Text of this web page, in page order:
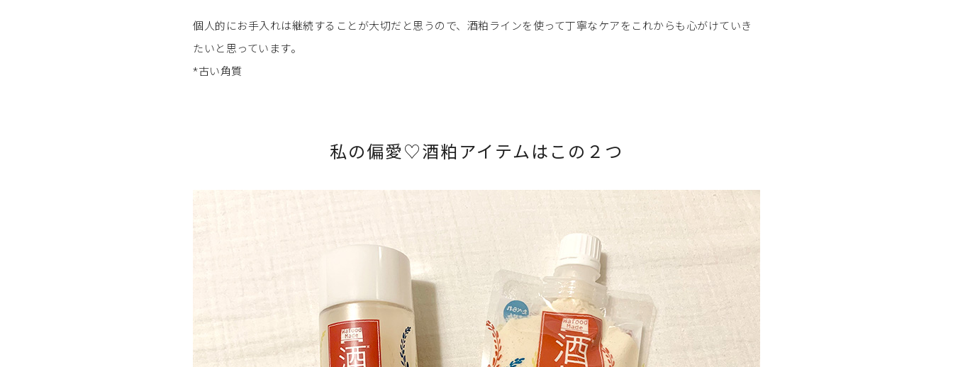
個人的にお手入れは継続することが大切だと思うので、酒粕ラインを使って丁寧なケアをこれからも心がけていき
たいと思っています。
*古い角質
私の偏愛♡酒粕アイテムはこの２つ